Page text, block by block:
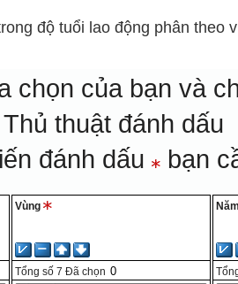
độ tuổi lao động phân theo
chọn của bạn và
Thủ thuật đánh dấu
đánh dấu bạn
Vùng
Tổng số 7 Đã chọn